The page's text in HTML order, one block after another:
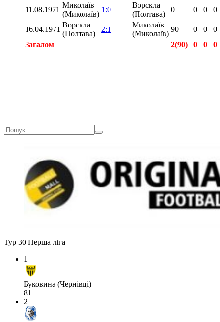
11.08.1971
Миколаїв
(Миколаїв)
1:0
Ворскла
(Полтава)
0 0 0 0
16.04.1971
Ворскла
(Полтава)
2:1
Миколаїв
(Миколаїв)
90 0 0
0
Загалом
2(90) 0 0
0
Тур 30 Перша ліга
1
Буковина (Чернівці)
81
2